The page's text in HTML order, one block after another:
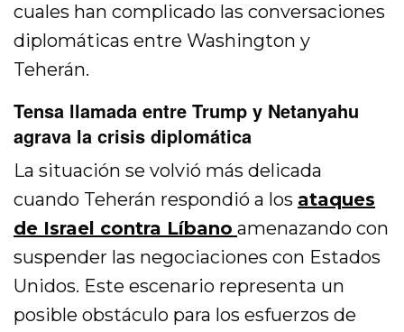
cuales han complicado las conversaciones
diplomáticas entre Washington y
Teherán.
Tensa llamada entre Trump y Netanyahu
agrava la crisis diplomática
La situación se volvió más delicada
cuando Teherán respondió a los ataques
de Israel contra Líbano amenazando con
suspender las negociaciones con Estados
Unidos. Este escenario representa un
posible obstáculo para los esfuerzos de